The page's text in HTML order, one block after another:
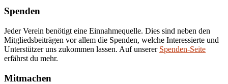
Spenden
Jeder Verein benötigt eine Einnahmequelle. Dies sind neben den
Mitgliedsbeiträgen vor allem die Spenden, welche Interessierte und
Unterstützer uns zukommen lassen. Auf unserer Spenden-Seite
erfährst du mehr.
Mitmachen